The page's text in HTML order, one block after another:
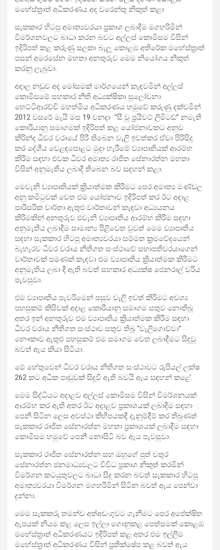
මහේස්ත්‍රාත් අධිකරණය අද වරෙන්තු නිකුත් කළා
සැකකාර හිටපු අමාත්‍යවරයා ප්‍රකාශ ලබාදීම මගහරිමින්
විමර්ශනවලට බාධා කරන බවට අල්ලස් කොමිසම විසින්
ඉදිරිපත් කළ කරුණු සලකා බැලූ කොළඹ අතිරේක මහේස්ත්‍රාත්
පසන් අමරසේන මහතා අනතුරුව මෙම නියෝගය නිකුත්
කරනු ලැබුවා.
අදාල නඩුව අද මෝසමක් මාර්ගයෙන් කැඳවමින් අල්ලස්
කොමිසමේ සහකාර නීති අධ්‍යක්ෂිකා සුලෝචනා
හෙට්ටිආරච්චි මහත්මිය අධිකරණය හමුවේ කරුණු දක්වමින්
2012 වසරේ මැයි මස 19 වනදා “සී වූ ප්‍රයිවට් ලිමිටඩ්” නමැති
කොරියානු සමාගමක් ඉදිරිපත් කළ යෝජනාවකට අනුව
කිරින්ද ධීවර වරායේ පිරී තිබෙන වැලි ඉවත්කර ඒවා පිරිසිදු
කර දේශීය වෙළඳපොළට මුදා හැරීමේ ව්‍යාපෘතියක් ආරම්භ
කිරීම සඳහා එවක ධීවර අමාත්‍ය රාජිත සේනාරත්න මහතා
විසින් අනුමැතිය ලබාදී තිබෙන බව සඳහන් කළා.
මෙවැනි ව්‍යාපෘතියක් ක්‍රියාත්මක කිරීමට පෙර අමාත්‍ය මණ්ඩල
අනු කමිටුවක් වෙත එම යෝජනාව ඉදිරිපත් කර ඊට අදාළ
පාරිසරික වාර්තා ඇතුළු වාර්තාවන් කැඳවා අධ්‍යයනය
කිරීමකින් අනතුරුව එවැනි ව්‍යාපෘතිය ආරම්භ කිරීම සඳහා
අනුමැතිය ලබාදීම සාමාන්‍ය පිළිවෙත වුවත් මෙම ව්‍යාපෘතිය
සඳහා සැකකාර හිටපු අමාත්‍යවරයා සම්මත ක්‍රමවේදයෙන්
බැහැරව ධීවර වරාය නීතිගත සංස්ථාවේ සභාපතිවරයාගෙන්
වාර්තාවක් පමණක් කැඳවා එම ව්‍යාපෘතිය ක්‍රියාත්මක කිරීමට
අනුමැතිය ලබා දී ඇති බවත් සහකාර අධ්‍යක්ෂ ජෙනරාල් වරිය
පැවසුවා.
එම ව්‍යාපෘතිය පැවරීමෙන් පසුව වැලි ඉවත් කිරීමට අවශ්‍ය
පහසුකම් කිසිවක් අදාළ කොරියානු සමාගම සතුව නොතිබූ
අතර ඉන් අනතුරුව එම ව්‍යාපෘතිය ක්‍රියාත්මක කිරීම සඳහා
ධීවර වරාය නීතිගත සංස්ථාව සතුව තිබූ “වැලිගොව්වා”
නෞකාව ඇතුළු පහසුකම් එම සමාගම වෙත ලබාදීමට සිදුවූ
බවත් ඇය කියා සිටියා.
මේ හේතුවෙන් ධීවර වරාය නීතිගත සංස්ථාවට රුපියල් ලක්ෂ
262 කට අධික පාඩුවක් සිදුවී ඇති බවයි ඇය සඳහන් කළේ.
මෙම සිද්ධියට අදාළව අල්ලස් කොමිසම විසින් විමර්ශනයක්
ආරම්භ කර ඇති අතර ඊට අදාළව ප්‍රකාශයක් ලබාදීම සඳහා
පෙනී සිටින ලෙස අවස්ථා කිහිපයකදී දැනුම්දීම් කර තිබුණත්
සැකකාර රාජිත සේනාරත්න මහතා ප්‍රකාශයක් ලබාදීම සඳහා
කොමිසම හමුවේ පෙනී නොසිටි බව ඇය පැවසුවා.
සැකකාර රාජිත සේනාරත්න සහ ඔහුගේ පුත් චතුර
සේනාරත්න ජනමාධ්‍යවලට විවිධ ප්‍රකාශ නිකුත් කරමින්
විමර්ශන කටයුතුවලට බාධා සිදු කරන බවත් සැකකාර හිටපු
අමාත්‍යවරයා විමර්ශන මගහරිමින් සිටින බවත් ඇය පෙන්වා
දුන්නා.
මෙම සැකකරු තමන්ව අත්අඩංගුවට ගැනීමට පෙර අපේක්ෂිත
ඇපයක් නියම කළ ලෙස ඉල්ලා ගොනුකළ පෙත්සමක් කොළඹ
මහේස්ත්‍රාත් අධිකරණයට ඉදිරිපත් කළ අතර එම ඉල්ලීම
මහේස්ත්‍රාත් අධිකරණය විසින් ප්‍රතික්ෂේප කළ බවත් ඇය